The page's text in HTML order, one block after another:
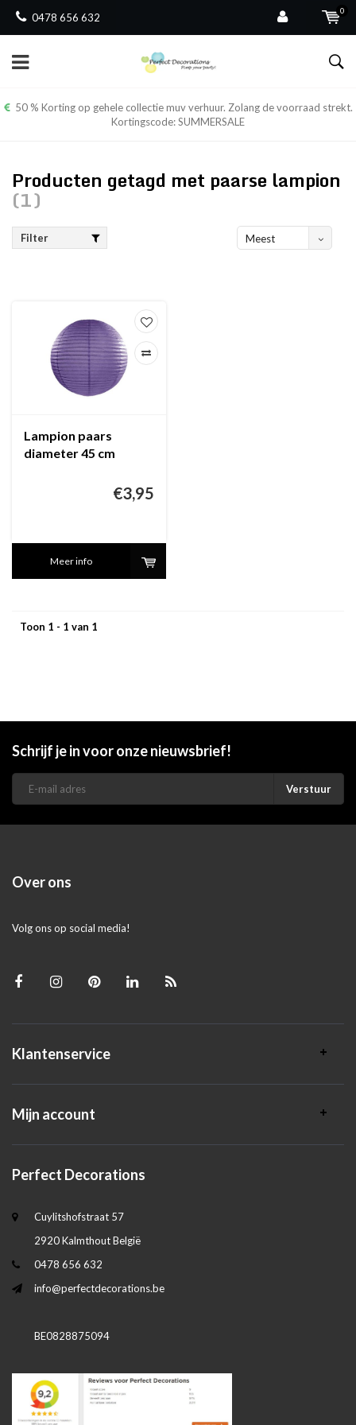
0478 656 632
0
50 % Korting op gehele collectie muv verhuur. Zolang de voorraad strekt.
Kortingscode: SUMMERSALE
Producten getagd met paarse lampion
(1)
Filter
Meest
Lampion paars
diameter 45 cm
€3,95
Meer info
Toon 1 - 1 van 1
Schrijf je in voor onze nieuwsbrief!
Verstuur
Over ons
Volg ons op social media!
Klantenservice
Mijn account
Perfect Decorations
Cuylitshofstraat 57
2920 Kalmthout België
0478 656 632
info@perfectdecorations.be
BE0828875094